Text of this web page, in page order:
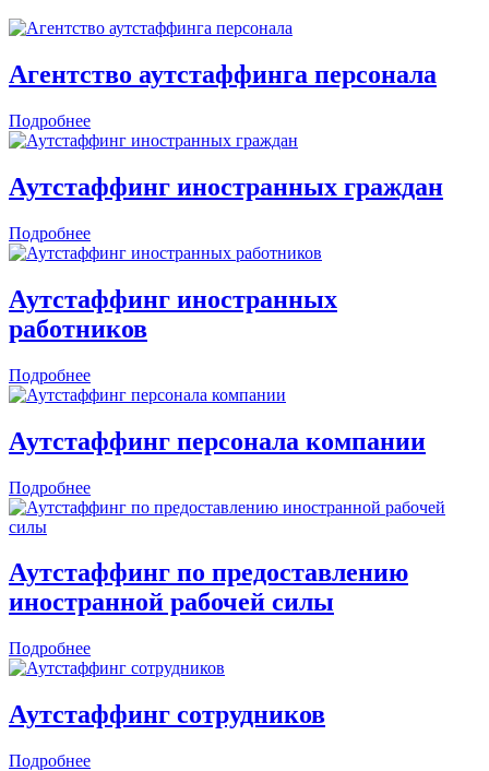
Агентство аутстаффинга персонала
Подробнее
Аутстаффинг иностранных граждан
Подробнее
Аутстаффинг иностранных
работников
Подробнее
Аутстаффинг персонала компании
Подробнее
Аутстаффинг по предоставлению
иностранной рабочей силы
Подробнее
Аутстаффинг сотрудников
Подробнее